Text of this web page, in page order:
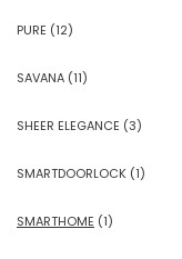
PURE (12)
SAVANA (11)
SHEER ELEGANCE (3)
SMARTDOORLOCK (1)
SMARTHOME (1)